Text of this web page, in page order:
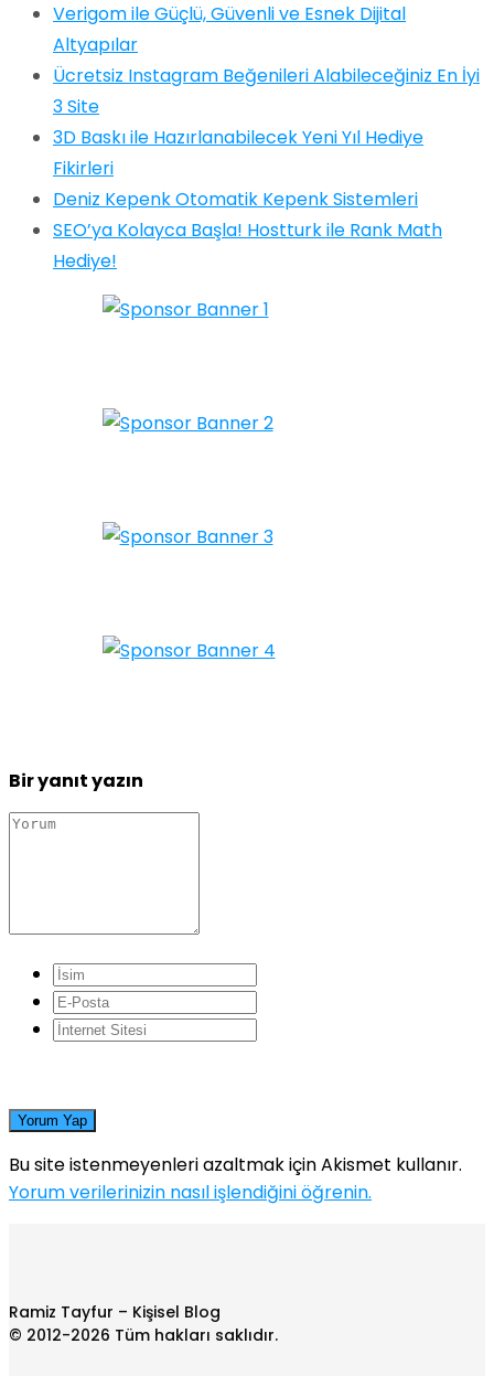
Verigom ile Güçlü, Güvenli ve Esnek Dijital
Altyapılar
Ücretsiz Instagram Beğenileri Alabileceğiniz En İyi
3 Site
3D Baskı ile Hazırlanabilecek Yeni Yıl Hediye
Fikirleri
Deniz Kepenk Otomatik Kepenk Sistemleri
SEO’ya Kolayca Başla! Hostturk ile Rank Math
Hediye!
Bir yanıt yazın
Yorum Yap
Bu site istenmeyenleri azaltmak için Akismet kullanır.
Yorum verilerinizin nasıl işlendiğini öğrenin.
Ramiz Tayfur – Kişisel Blog
© 2012-2026 Tüm hakları saklıdır.